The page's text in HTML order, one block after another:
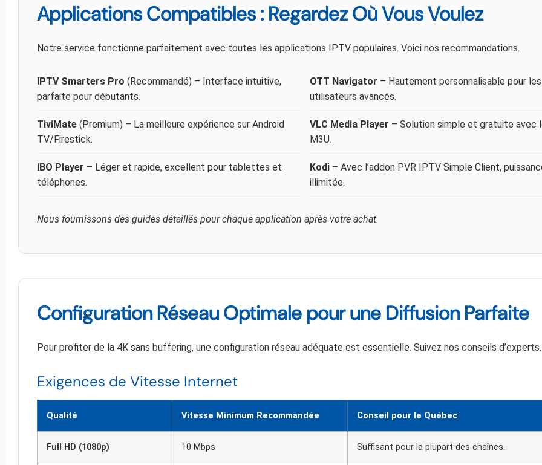
Applications Compatibles : Regardez Où Vous Voulez
Notre service fonctionne parfaitement avec toutes les applications IPTV populaires. Voici nos recommandations.
IPTV Smarters Pro (Recommandé) – Interface intuitive,
parfaite pour débutants.
TiviMate (Premium) – La meilleure expérience sur Android
TV/Firestick.
IBO Player – Léger et rapide, excellent pour tablettes et
téléphones.
OTT Navigator – Hautement personnalisable pour les
utilisateurs avancés.
VLC Media Player – Solution simple et gratuite avec
M3U.
Kodi – Avec l’addon PVR IPTV Simple Client,
illimitée.
Nous fournissons des guides détaillés pour chaque application après votre achat.
Configuration Réseau Optimale pour une Diffusion Parfaite
Pour profiter de la 4K sans buffering, une configuration réseau adéquate est essentielle. Suivez nos conseils d’experts.
Exigences de Vitesse Internet
Qualité Vitesse Minimum Recommandée Conseil pour le Québec
Full HD (1080p) 10 Mbps Suffisant pour la plupart des chaînes.